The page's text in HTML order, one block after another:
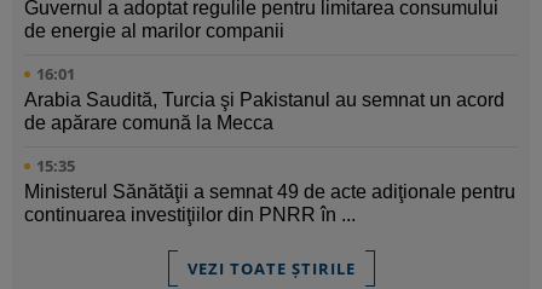
Guvernul a adoptat regulile pentru limitarea consumului
de energie al marilor companii
16:01
Arabia Saudită, Turcia şi Pakistanul au semnat un acord
de apărare comună la Mecca
15:35
Ministerul Sănătăţii a semnat 49 de acte adiţionale pentru
continuarea investiţiilor din PNRR în ...
VEZI TOATE ȘTIRILE